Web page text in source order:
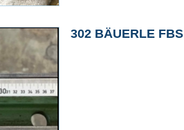
302 BÄUERLE